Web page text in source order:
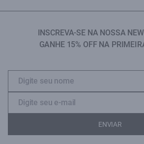
INSCREVA-SE NA NOSSA
GANHE 15% OFF NA
ENVIAR